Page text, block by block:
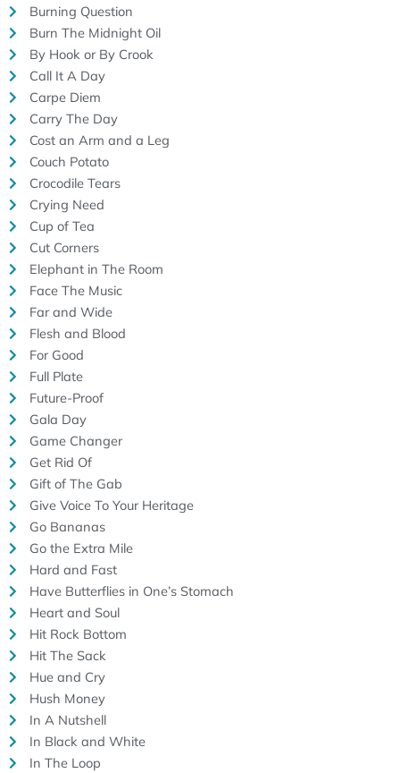
Burning Question
Burn The Midnight Oil
By Hook or By Crook
Call It A Day
Carpe Diem
Carry The Day
Cost an Arm and a Leg
Couch Potato
Crocodile Tears
Crying Need
Cup of Tea
Cut Corners
Elephant in The Room
Face The Music
Far and Wide
Flesh and Blood
For Good
Full Plate
Future-Proof
Gala Day
Game Changer
Get Rid Of
Gift of The Gab
Give Voice To Your Heritage
Go Bananas
Go the Extra Mile
Hard and Fast
Have Butterflies in One’s Stomach
Heart and Soul
Hit Rock Bottom
Hit The Sack
Hue and Cry
Hush Money
In A Nutshell
In Black and White
In The Loop